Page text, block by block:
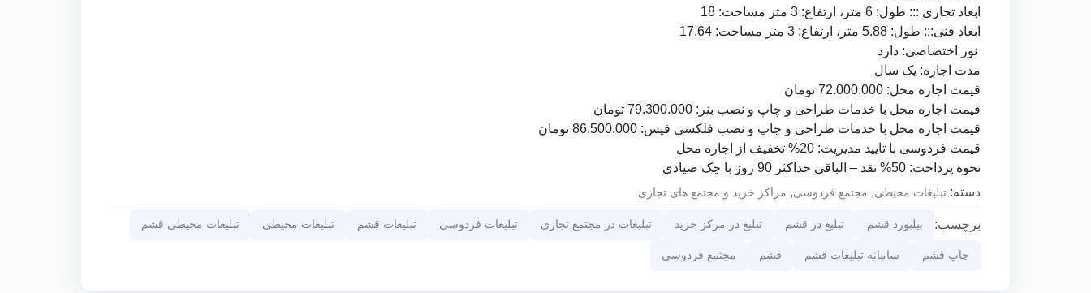
ابعاد تجاری ::: طول: 6 متر، ارتفاع: 3 متر مساحت: 18
ابعاد فنی::: طول: 5.88 متر، ارتفاع: 3 متر مساحت: 17.64
نور اختصاصی: دارد
مدت اجاره: یک سال
قیمت اجاره محل: 72.000.000 تومان
قیمت اجاره محل با خدمات طراحی و چاپ و نصب بنر: 79.300.000 تومان
قیمت اجاره محل با خدمات طراحی و چاپ و نصب فلکسی فیس: 86.500.000 تومان
قیمت فردوسی با تایید مدیریت: 20% تخفیف از اجاره محل
نحوه پرداخت: 50% نقد – الباقی حداکثر 90 روز با چک صیادی
دسته: تبلیغات محیطی, مجتمع فردوسی, مراکز خرید و مجتمع های تجاری
برچسب: بیلبورد قشم تبلیغ در قشم تبلیغ در مرکز خرید تبلیغات در مجتمع تجاری تبلیغات فردوسی تبلیغات قشم تبلیغات محیطی تبلیغات محیطی قشم
چاپ قشم سامانه تبلیغات قشم قشم مجتمع فردوسی